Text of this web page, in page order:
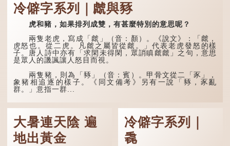
原詩寫道：「人生得意
須盡歡，莫使金樽空對月。
天生我材必有用，千金散盡
會須一飲三百杯。」意思是
說：上天給了我才能，必然
有用到的地方；即使千金散
去，也終會重新得到。
李白作此詩時，大約是
天寶十一年。當時他已被唐
玄宗賜金放還約八年，這期
冷僻字系列｜虤與豩
虎和豬，如果排列成雙，有甚麼特別的意思呢？
兩隻老虎，寫成「虤」（音：顏）。《說文》：「虤，
虎怒也。從二虎。凡虤之屬皆從虤。」代表老虎發怒的樣
子。唐人詩中亦有「求閑未得閑，眾誚瞋虤虤」之句，意思
是眾人的譏諷讓人怒目而視。
兩隻豬，則為「豩」（音：賓）。甲骨文從二「豕」，
象豬相追逐的樣子。《同文備考》另有一說「豩，豕亂
群。」意指一群...
大暑連天陰 遍
地出黃金
冷僻字系列｜
毳